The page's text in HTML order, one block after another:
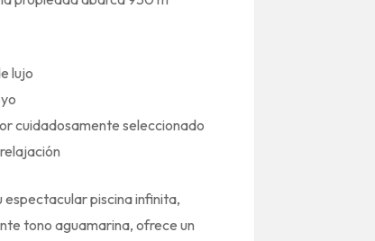
lujo
cuidadosamente seleccionado
espectacular piscina infinita,
tono aguamarina, ofrece un